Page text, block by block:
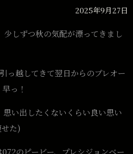
2025年9月27日
少しずつ秋の気配が漂ってきまし
っ越してきて翌日からのプレオー
っ！
い出したくないくらい良い思い
た)
のピービー、プレシジョンベー